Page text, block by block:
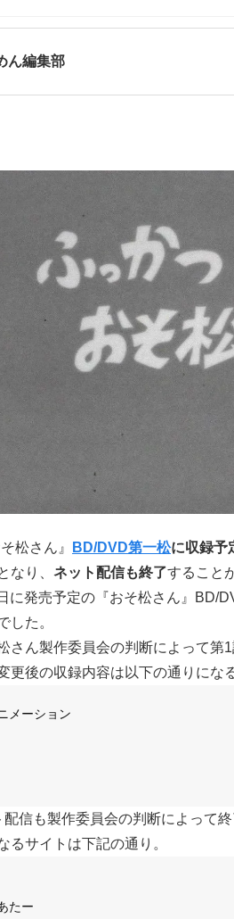
ん編集部
松さん』 BD/DVD第一松に収録予
なり、 ネット配信も終了すること
に発売予定の『おそ松さん』BD/
した。
さん製作委員会の判断によって第
更後の収録内容は以下の通りにな
メーション
信も製作委員会の判断によって終
るサイトは下記の通り。
たー